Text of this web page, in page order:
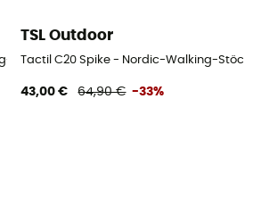
Stöcke
TSL Outdoor
Tactil C20 Spike - Nordic-Walking-Stöcke
43,00 € 64,90 € -33%